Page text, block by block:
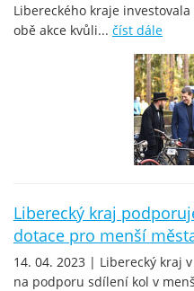
Libereckého kraje
obě akce kvůli... číst dále
Liberecký kraj
dotace pro menší
14. 04. 2023 | Liberecký kraj
na podporu sdílení kol v